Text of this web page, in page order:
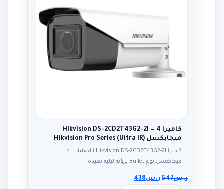
كاميرا Hikvision DS-2CD2T43G2-2I — 4
ميجابكسل Hikvision Pro Series (Ultra IR)
كاميرا Hikvision DS-2CD2T43G2-2I الأصلية — 4
ميجابكسل نوع Bullet برؤية ليلية بعيدة…
ر.س547 ر.س438